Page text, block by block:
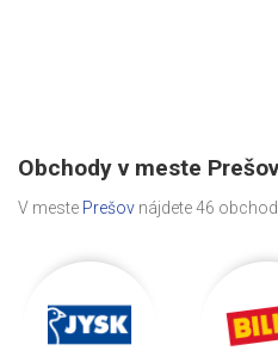
Obchody v meste Prešov
V meste Prešov nájdete 46